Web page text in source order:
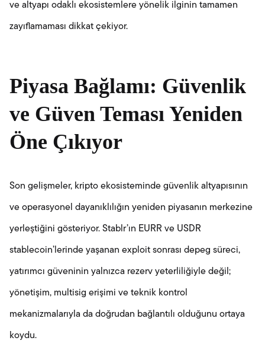
ve altyapı odaklı ekosistemlere yönelik ilginin tamamen
zayıflamaması dikkat çekiyor.
Piyasa Bağlamı: Güvenlik
ve Güven Teması Yeniden
Öne Çıkıyor
Son gelişmeler, kripto ekosisteminde güvenlik altyapısının
ve operasyonel dayanıklılığın yeniden piyasanın merkezine
yerleştiğini gösteriyor. Stablr’ın EURR ve USDR
stablecoin’lerinde yaşanan exploit sonrası depeg süreci,
yatırımcı güveninin yalnızca rezerv yeterliliğiyle değil;
yönetişim, multisig erişimi ve teknik kontrol
mekanizmalarıyla da doğrudan bağlantılı olduğunu ortaya
koydu.